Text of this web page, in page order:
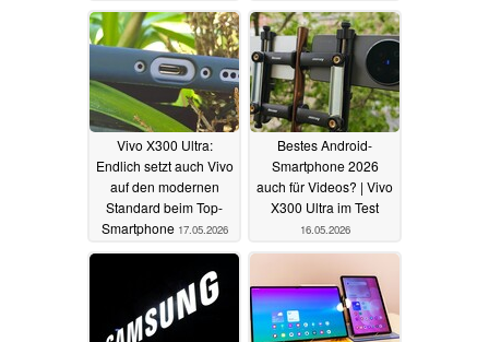
31.05.2026
Vivo X300 Ultra:
Endlich setzt auch Vivo
auf den modernen
Standard beim Top-
Smartphone 17.05.2026
Bestes Android-
Smartphone 2026
auch für Videos? | Vivo
X300 Ultra im Test
16.05.2026